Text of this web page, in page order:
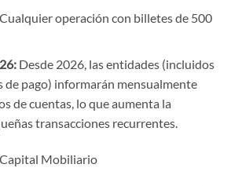
operación con billetes de 500
Desde 2026, las entidades (incluidos
de pago) informarán mensualmente
de cuentas, lo que aumenta la
transacciones recurrentes.
Mobiliario